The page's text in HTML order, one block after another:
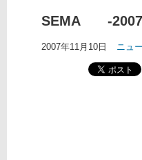
ッジ専門店
SEMA -2007
2007年11月10日 ニュ